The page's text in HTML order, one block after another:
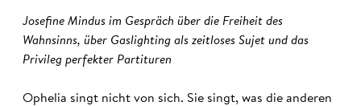
Josefine Mindus im Gespräch über die Freiheit des
Wahnsinns, über Gaslighting als zeitloses Sujet und das
Privileg perfekter Partituren
Ophelia singt nicht von sich. Sie singt, was die anderen